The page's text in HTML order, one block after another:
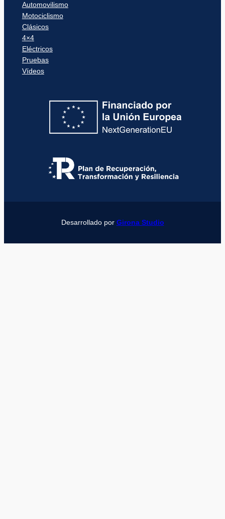
Automovilismo
Motociclismo
Clásicos
4×4
Eléctricos
Pruebas
Vídeos
Desarrollado por Girona Studio